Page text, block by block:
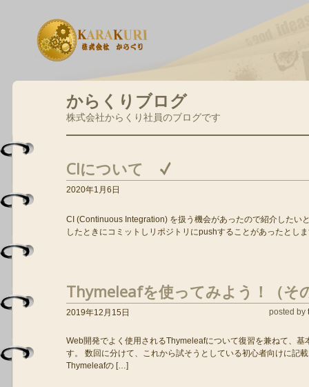
からくりブログ
株式会社からくり社員のブログです
CIについて
2020年1月6日
CI (Continuous Integration) を扱う機会があったので紹介したい
したときにコミットしリポジトリにpushすることがあったとし
Thymeleafを使ってみよう！（そ
2019年12月15日 posted by
Web開発でよく使用されるThymeleafについて復習を兼ねて、
す。 数回に分けて、これから試そうとしている初心者向けに記
Thymeleafの […]